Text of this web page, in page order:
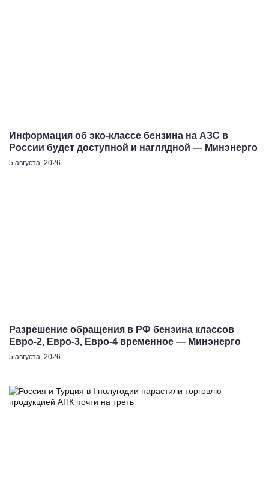
Информация об эко-классе бензина на АЗС в
России будет доступной и наглядной — Минэнерго
5 августа, 2026
Разрешение обращения в РФ бензина классов
Евро-2, Евро-3, Евро-4 временное — Минэнерго
5 августа, 2026